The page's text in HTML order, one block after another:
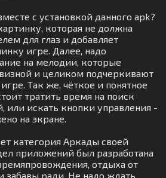
с установкой данного apk?
которая не должна
для глаз и добавляет
игре. Далее, надо
на мелодии, которые
и целиком подчеркивают
Так же, чёткое и понятное
тратить время на поиск
или искать кнопки управления -
на экране.
категория Аркады своей
приложений был разработана
отдыха от
забавы ради. Не надо ждать